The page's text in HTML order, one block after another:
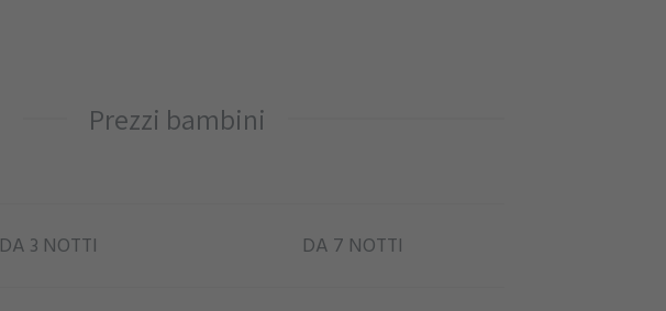
Prezzi bambini
DA 3 NOTTI DA 7 NOTTI